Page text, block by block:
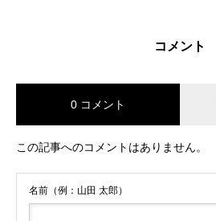
コメント
0 コメント
この記事へのコメントはありません。
名前（例：山田 太郎）